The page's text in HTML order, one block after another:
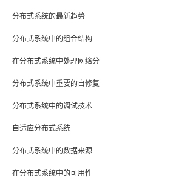
分布式系统的最新趋势
分布式系统中的组合结构
在分布式系统中处理网络分
分布式系统中重要的自修复
分布式系统中的调试技术
自适应分布式系统
分布式系统中的数据来源
在分布式系统中的可用性